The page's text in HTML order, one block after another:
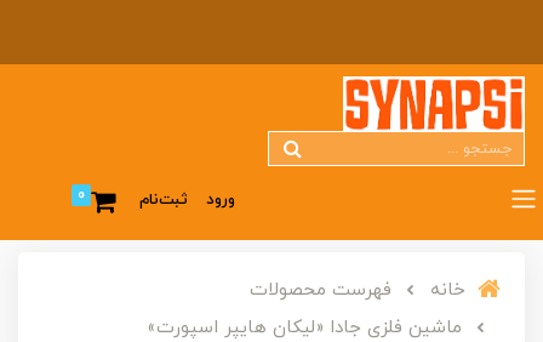
ورود ثبت‌نام 0
خانه
فهرست محصولات
ماشین فلزی جادا «لیکان هایپر اسپورت»